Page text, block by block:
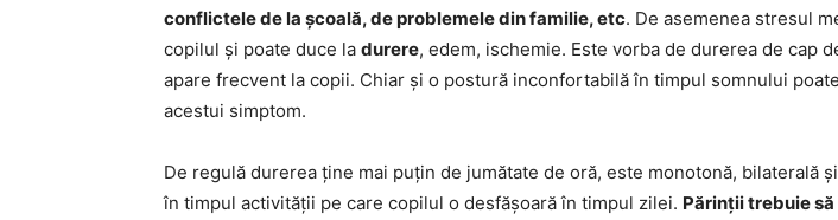
conflictele de la școală, de problemele din familie, etc. De asemenea stresul
copilul și poate duce la durere, edem, ischemie. Este vorba de durerea de cap
apare frecvent la copii. Chiar și o postură inconfortabilă în timpul somnului
acestui simptom.
De regulă durerea ține mai puțin de jumătate de oră, este monotonă, bilaterală
în timpul activității pe care copilul o desfășoară în timpul zilei. Părinții trebuie